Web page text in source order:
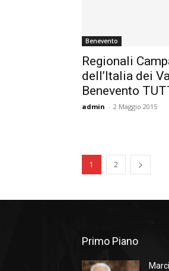
Benevento
Regionali
dell’Italia dei
Benevento
admin - 2 Maggio 2015
1 2
Primo Piano